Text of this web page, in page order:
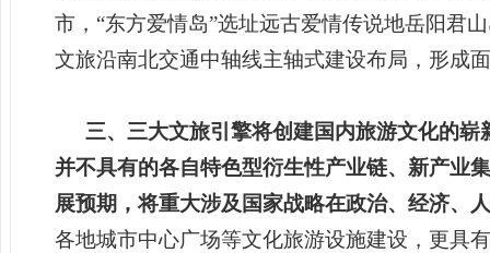
市，“东方爱情岛”选址远古爱情传说地岳阳君
文旅沿南北交通中轴线主轴式建设布局，形成
三、三大文旅引擎将创建国内旅游文化的
并不具有的各自特色型衍生性产业链、新产业
展预期，将重大涉及国家战略在政治、经济、
各地城市中心广场等文化旅游设施建设，更具